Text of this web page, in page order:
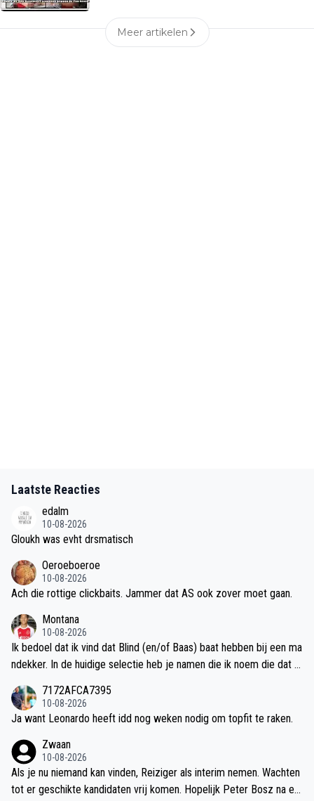
Meer artikelen
Laatste Reacties
edalm
10-08-2026
Gloukh was evht drsmatisch
Oeroeboeroe
10-08-2026
Ach die rottige clickbaits. Jammer dat AS ook zover moet gaan.
Montana
10-08-2026
Ik bedoel dat ik vind dat Blind (en/of Baas) baat hebben bij een ma
ndekker. In de huidige selectie heb je namen die ik noem die dat m
r matcht. Gaat me niet per se om de fouten, die moet iedereen ku
nnen maken. Alleen Bouwman moet die veel maken op een andere
illen zien. Dit kan bijv ook door Alvarez te kopen en op RCV te zet
ten. Ook een mandekker profiel.
7172AFCA7395
10-08-2026
Ja want Leonardo heeft idd nog weken nodig om topfit te raken.
Zwaan
10-08-2026
Als je nu niemand kan vinden, Reiziger als interim nemen. Wachten
tot er geschikte kandidaten vrij komen. Hopelijk Peter Bosz na ee